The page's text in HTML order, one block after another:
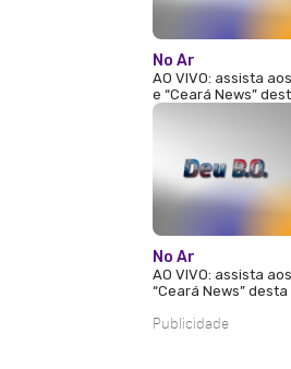
No Ar
AO VIVO: assista
e “Ceará News”
No Ar
AO VIVO: assista
“Ceará News”
Publicidade